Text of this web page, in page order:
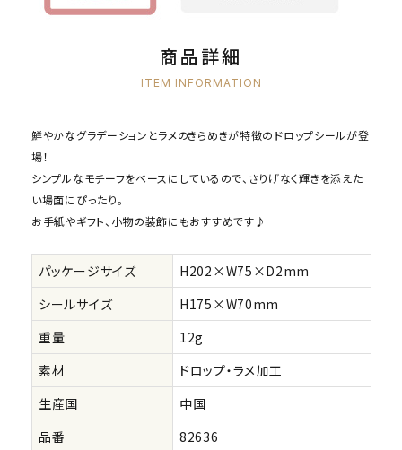
商品詳細
ITEM INFORMATION
鮮やかなグラデーションとラメのきらめきが特徴のドロップシールが登
場！
シンプルなモチーフをベースにしているので、さりげなく輝きを添えた
い場面にぴったり。
お手紙やギフト、小物の装飾にもおすすめです♪
パッケージサイズ
H202×W75×D2mm
シールサイズ
H175×W70mm
重量
12g
素材
ドロップ・ラメ加工
生産国
中国
品番
82636